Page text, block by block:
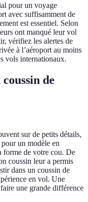
pour un voyage
avec suffisamment de
est essentiel. Selon
ont manqué leur vol
vérifiez les alertes de
à l’aéroport au moins
vols internationaux.
de
sur de petits détails,
un modèle en
forme de votre cou. De
coussin leur a permis
dans un coussin de
en vol. Une
une grande différence